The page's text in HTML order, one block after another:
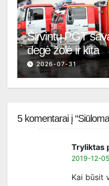
Širvintų PGT
degė žolė ir kita
2026-07-31
5 komentarai į
Tryliktas
2019-12-
Kai būsit